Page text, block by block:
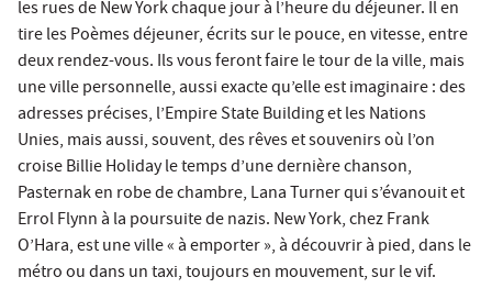
les rues de New York chaque jour à l’heure du déjeuner. Il en
tire les Poèmes déjeuner, écrits sur le pouce, en vitesse, entre
deux rendez-vous. Ils vous feront faire le tour de la ville, mais
une ville personnelle, aussi exacte qu’elle est imaginaire : des
adresses précises, l’Empire State Building et les Nations
Unies, mais aussi, souvent, des rêves et souvenirs où l’on
croise Billie Holiday le temps d’une dernière chanson,
Pasternak en robe de chambre, Lana Turner qui s’évanouit et
Errol Flynn à la poursuite de nazis. New York, chez Frank
O’Hara, est une ville « à emporter », à découvrir à pied, dans le
métro ou dans un taxi, toujours en mouvement, sur le vif.